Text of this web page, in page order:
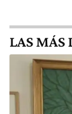
LAS MÁS